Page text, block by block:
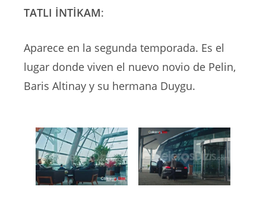
TATLI İNTİKAM:
Aparece en la segunda temporada. Es el
lugar donde viven el nuevo novio de Pelin,
Baris Altinay y su hermana Duygu.